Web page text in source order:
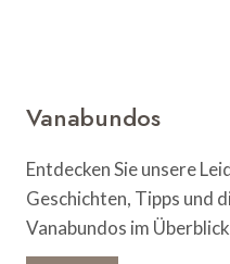
Vanabundos
Entdecken Sie unsere
Geschichten, Tipps und
Vanabundos im